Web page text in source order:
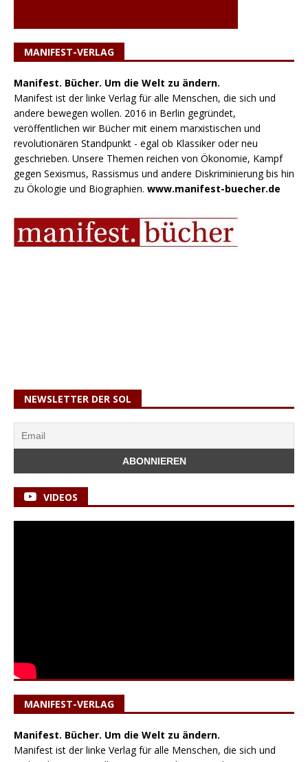
MANIFEST-VERLAG
Manifest. Bücher. Um die Welt zu ändern.
Manifest ist der linke Verlag für alle Menschen, die sich und
andere bewegen wollen. 2016 in Berlin gegründet,
veröffentlichen wir Bücher mit einem marxistischen und
revolutionären Standpunkt - egal ob Klassiker oder neu
geschrieben. Unsere Themen reichen von Ökonomie, Kampf
gegen Sexismus, Rassismus und andere Diskriminierung bis hin
zu Ökologie und Biographien. www.manifest-buecher.de
NEWSLETTER DER SOL
VIDEOS
MANIFEST-VERLAG
Manifest. Bücher. Um die Welt zu ändern.
Manifest ist der linke Verlag für alle Menschen, die sich und